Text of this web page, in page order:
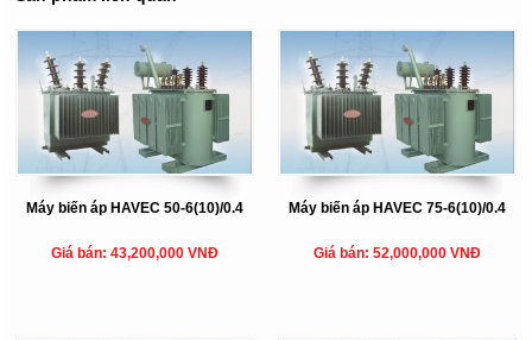
Máy biến áp HAVEC 50-6(10)/0.4
Giá bán: 43,200,000 VNĐ
Máy biến áp HAVEC 75-6(10)/0.4
Giá bán: 52,000,000 VNĐ